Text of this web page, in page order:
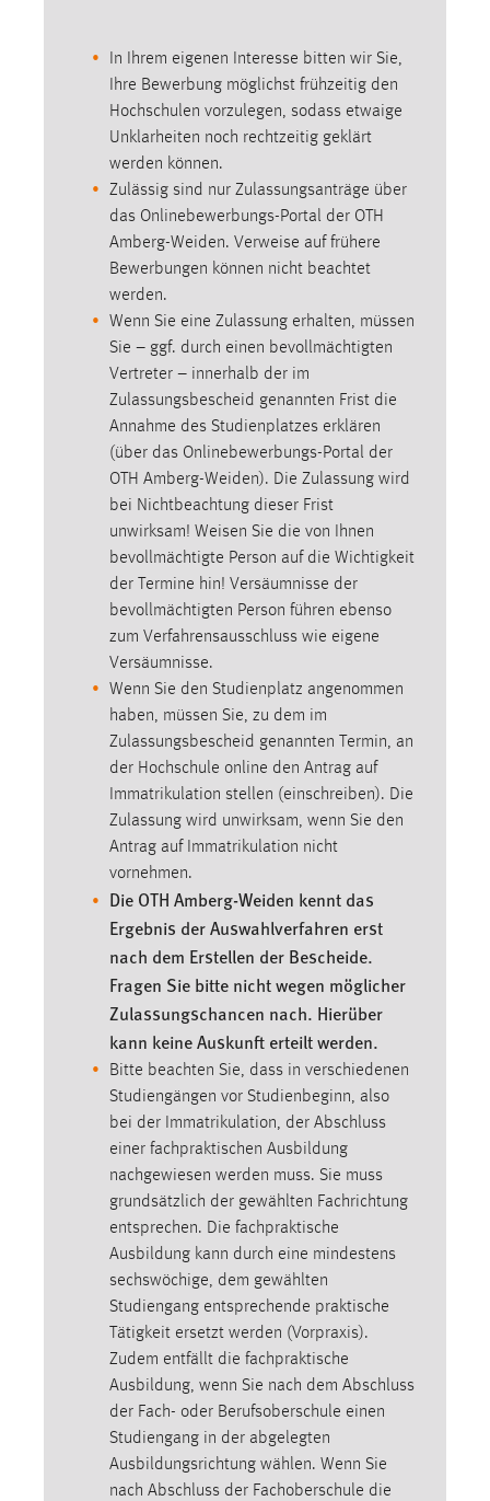
In Ihrem eigenen Interesse bitten wir Sie,
Ihre Bewerbung möglichst frühzeitig den
Hochschulen vorzulegen, sodass etwaige
Unklarheiten noch rechtzeitig geklärt
werden können.
Zulässig sind nur Zulassungsanträge über
das Onlinebewerbungs-Portal der OTH
Amberg-Weiden. Verweise auf frühere
Bewerbungen können nicht beachtet
werden.
Wenn Sie eine Zulassung erhalten, müssen
Sie – ggf. durch einen bevollmächtigten
Vertreter – innerhalb der im
Zulassungsbescheid genannten Frist die
Annahme des Studienplatzes erklären
(über das Onlinebewerbungs-Portal der
OTH Amberg-Weiden). Die Zulassung wird
bei Nichtbeachtung dieser Frist
unwirksam! Weisen Sie die von Ihnen
bevollmächtigte Person auf die Wichtigkeit
der Termine hin! Versäumnisse der
bevollmächtigten Person führen ebenso
zum Verfahrensausschluss wie eigene
Versäumnisse.
Wenn Sie den Studienplatz angenommen
haben, müssen Sie, zu dem im
Zulassungsbescheid genannten Termin, an
der Hochschule online den Antrag auf
Immatrikulation stellen (einschreiben). Die
Zulassung wird unwirksam, wenn Sie den
Antrag auf Immatrikulation nicht
vornehmen.
Die OTH Amberg-Weiden kennt das
Ergebnis der Auswahlverfahren erst
nach dem Erstellen der Bescheide.
Fragen Sie bitte nicht wegen möglicher
Zulassungschancen nach. Hierüber
kann keine Auskunft erteilt werden.
Bitte beachten Sie, dass in verschiedenen
Studiengängen vor Studienbeginn, also
bei der Immatrikulation, der Abschluss
einer fachpraktischen Ausbildung
nachgewiesen werden muss. Sie muss
grundsätzlich der gewählten Fachrichtung
entsprechen. Die fachpraktische
Ausbildung kann durch eine mindestens
sechswöchige, dem gewählten
Studiengang entsprechende praktische
Tätigkeit ersetzt werden (Vorpraxis).
Zudem entfällt die fachpraktische
Ausbildung, wenn Sie nach dem Abschluss
der Fach- oder Berufsoberschule einen
Studiengang in der abgelegten
Ausbildungsrichtung wählen. Wenn Sie
nach Abschluss der Fachoberschule die
Max. 13 Monate
MARKETING
Marketing Cookies werden von Drittanbietern
verwendet, um personalisierte Werbung anzuzeigen.
Sie tun dies, indem sie Besucher über Websites
hinweg verfolgen.
Google Ads
_gcl_au
Anbieter:
Google Ireland Limited
Zweck:
Conversion-Tracking
Cookie Laufzeit:
3 Monate
Facebook Pixel
Name:
Anbieter:
Facebook
Zweck:
Conversion-Tracking
Cookie Laufzeit:
3 Monate
EXTERNE MEDIEN
Um Inhalte von Videoplattformen und Social Media
Plattformen anzeigen zu können, werden von diesen
externen Medien Cookies gesetzt.
YouTube
Vimeo